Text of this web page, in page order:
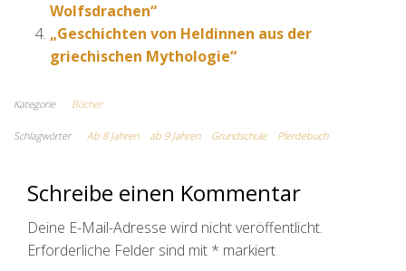
Wolfsdrachen“
„Geschichten von Heldinnen aus der
griechischen Mythologie“
Kategorie Bücher
Schlagwörter Ab 8 Jahren ab 9 Jahren Grundschule Pferdebuch
Schreibe einen Kommentar
Deine E-Mail-Adresse wird nicht veröffentlicht.
Erforderliche Felder sind mit * markiert